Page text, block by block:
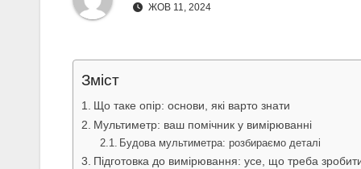
ЖОВ 11, 2024
Зміст
Що таке опір: основи, які варто знати
Мультиметр: ваш помічник у вимірюванні
Будова мультиметра: розбираємо деталі
Підготовка до вимірювання: усе, що треба